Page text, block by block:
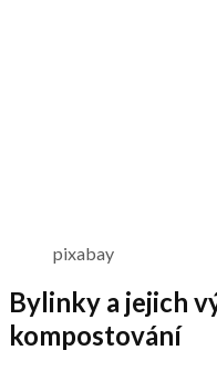
pixabay
Bylinky a jejich
kompostování